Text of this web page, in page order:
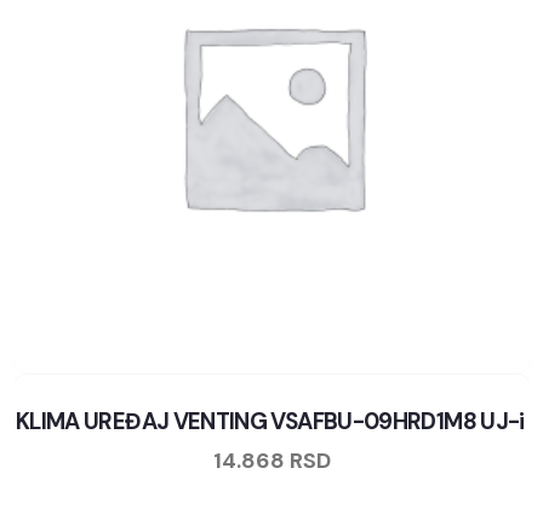
KLIMA UREĐAJ VENTING VSAFBU-09HRD1M8 UJ-i
14.868 RSD